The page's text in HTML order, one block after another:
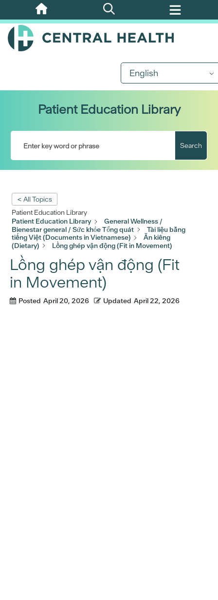
Skip
to
main
English
Patient Education Library
Search
< All Topics
Patient Education Library
Patient Education Library
General Wellness /
Bienestar general / Sức khỏe Tổng quát
Tài liệu bằng
tiếng Việt (Documents in Vietnamese)
Ăn kiêng
(Dietary)
Lồng ghép vận động (Fit in Movement)
Lồng ghép vận động (Fit
in Movement)
Posted April 20, 2026 Updated April 22, 2026